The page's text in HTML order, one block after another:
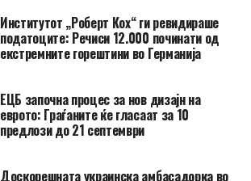
Институтот „Роберт Кох“ ги ревидираше
податоците: Речиси 12.000 починати од
екстремните горештини во Германија
ЕЦБ започна процес за нов дизајн на
еврото: Граѓаните ќе гласаат за 10
предлози до 21 септември
Доскорешната украинска амбасадорка во